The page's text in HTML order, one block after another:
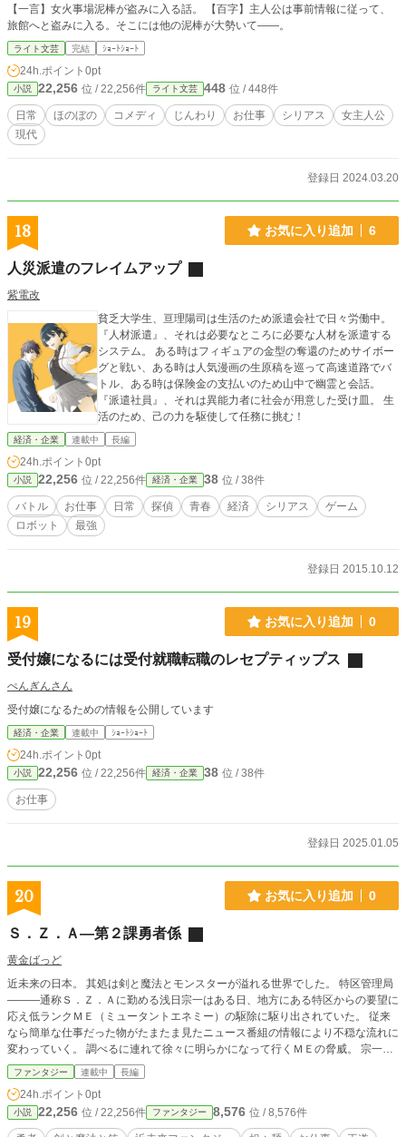
【一言】女火事場泥棒が盗みに入る話。 【百字】主人公は事前情報に従って、
旅館へと盗みに入る。そこには他の泥棒が大勢いて――。
ライト文芸 完結 ｼｮｰﾄｼｮｰﾄ
24h.ポイント 0pt
小説 22,256 位 / 22,256件 ライト文芸 448 位 / 448件
日常 ほのぼの コメディ じんわり お仕事 シリアス
女主人公
現代
登録日 2024.03.20
18 お気に入り追加 6
人災派遣のフレイムアップ
紫電改
貧乏大学生、亘理陽司は生活のため派遣会社で日々労働中。
『人材派遣』、それは必要なところに必要な人材を派遣する
システム。 ある時はフィギュアの金型の奪還のためサイボー
グと戦い、ある時は人気漫画の生原稿を巡って高速道路でバ
トル、ある時は保険金の支払いのため山中で幽霊と会話。
『派遣社員』、それは異能力者に社会が用意した受け皿。 生
活のため、己の力を駆使して任務に挑む！
経済・企業 連載中 長編
24h.ポイント 0pt
小説 22,256 位 / 22,256件 経済・企業 38 位 / 38件
バトル お仕事 日常 探偵 青春 経済 シリアス
ゲーム
ロボット
最強
登録日 2015.10.12
19 お気に入り追加 0
受付嬢になるには受付就職転職のレセプティップス
ぺんぎんさん
受付嬢になるための情報を公開しています
経済・企業 連載中 ｼｮｰﾄｼｮｰﾄ
24h.ポイント 0pt
小説 22,256 位 / 22,256件 経済・企業 38 位 / 38件
お仕事
登録日 2025.01.05
20 お気に入り追加 0
Ｓ．Ｚ．Ａ―第２課勇者係
黄金ばっど
近未来の日本。 其処は剣と魔法とモンスターが溢れる世界でした。 特区管理局
―――通称Ｓ．Ｚ．Ａに勤める浅日宗一はある日、地方にある特区からの要望に
応え低ランクＭＥ（ミュータントエネミー）の駆除に駆り出されていた。 従来
なら簡単な仕事だった物がたまたま見たニュース番組の情報により不穏な流れに
変わっていく。 調べるに連れて徐々に明らかになって行くＭＥの脅威。 宗一は
ＢＨ（ブレイブハート）と呼ばれる特殊な職に就く身とし、サポーターの夕紙素
子と共にＭＥの脅威を取り除くべく奔走し出する。 予想以上のＭＥの数に一度
は戦略的撤退を余儀なくされるもＳ．Ｚ．Ａの力を集結し再びＭＥの駆除へと乗
り出す宗一達。 次々と迫り来る危機。 人類の未来を覆う暗雲を、Ｓ．Ｚ．Ａ
は、ＢＨは取り払うことが出来るのか？ 近未来ダークファンタジー小説
ファンタジー 連載中 長編
24h.ポイント 0pt
小説 22,256 位 / 22,256件 ファンタジー 8,576 位 / 8,576件